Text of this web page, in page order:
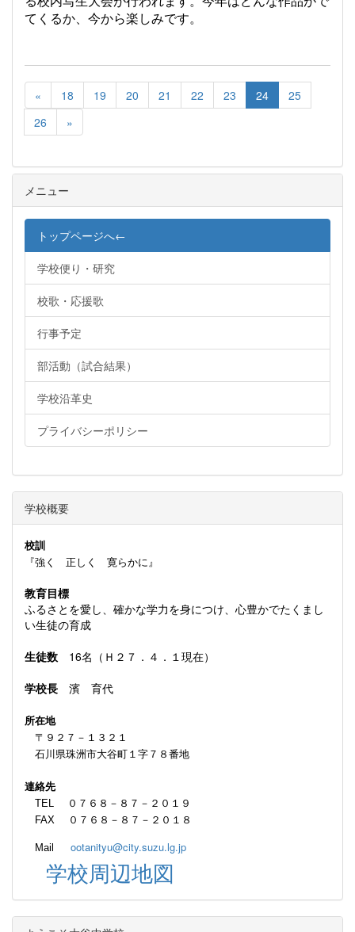
てくるか、今から楽しみです。
« 18 19 20 21 22 23 24
25
26
»
メニュー
トップページへ←
学校便り・研究
校歌・応援歌
行事予定
部活動（試合結果）
学校沿革史
プライバシーポリシー
学校概要
校訓
『強く 正しく 寛らかに』
教育目標
ふるさとを愛し、確かな学力を身につけ、心豊かでたくまし
い生徒の育成
生徒数 16名（Ｈ２７．４．１現在）
学校長 濱 育代
所在地
〒９２７－１３２１
石川県珠洲市大谷町１字７８番地
連絡先
TEL ０７６８－８７－２０１９
FAX ０７６８－８７－２０１８
Mail ootanityu@city.suzu.lg.jp
学校周辺地図